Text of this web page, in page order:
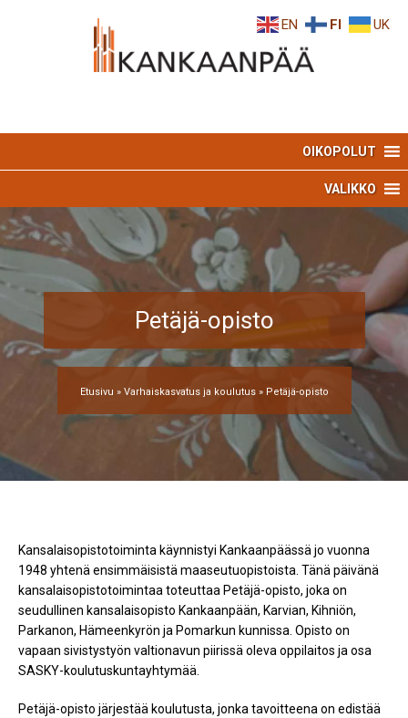
OIKOPOLUT
VALIKKO
Petäjä-opisto
Etusivu » Varhaiskasvatus ja koulutus» Petäjä-opisto
Kansalaisopistotoiminta käynnistyi Kankaanpäässä jo vuonna
1948 yhtenä ensimmäisistä maaseutuopistoista. Tänä päivänä
kansalaisopistotoimintaa toteuttaa Petäjä-opisto, joka on
seudullinen kansalaisopisto Kankaanpään, Karvian, Kihniön,
Parkanon, Hämeenkyrön ja Pomarkun kunnissa. Opisto on
vapaan sivistystyön valtionavun piirissä oleva oppilaitos ja osa
SASKY-koulutuskuntayhtymää.
Petäjä-opisto järjestää koulutusta, jonka tavoitteena on edistää
EN FI UK